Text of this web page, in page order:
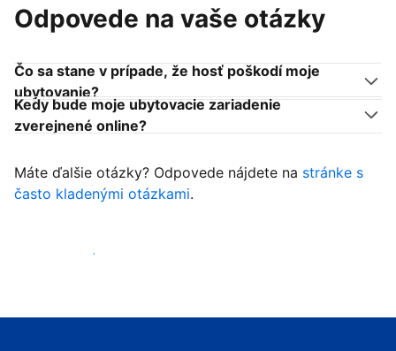
Odpovede na vaše otázky
Čo sa stane v prípade, že hosť poškodí moje
ubytovanie?
Kedy bude moje ubytovacie zariadenie
zverejnené online?
Máte ďalšie otázky? Odpovede nájdete na stránke s
často kladenými otázkami.
Začať prijímať hostí